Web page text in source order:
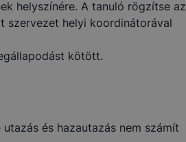
helyszínére. A tanuló rögzítse az
szervezet helyi koordinátorával
kötött.
és hazautazás nem számít